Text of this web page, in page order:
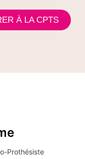
À LA CPTS
Prothésiste